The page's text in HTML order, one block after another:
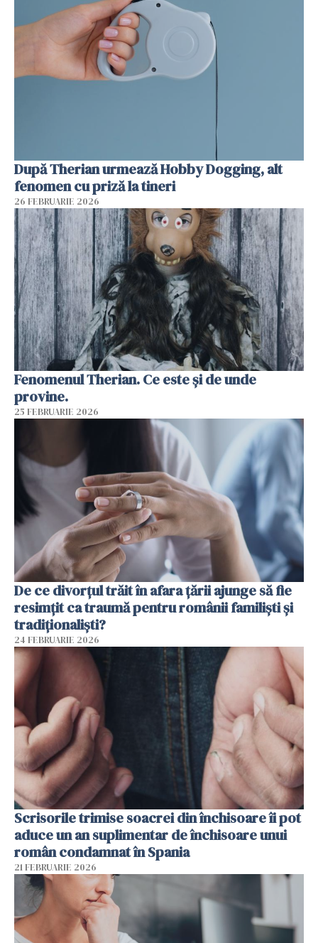
După Therian urmează Hobby Dogging, alt
fenomen cu priză la tineri
26 FEBRUARIE 2026
Fenomenul Therian. Ce este și de unde
provine.
25 FEBRUARIE 2026
De ce divorțul trăit în afara țării ajunge să fie
resimțit ca traumă pentru românii familiști și
tradiționaliști?
24 FEBRUARIE 2026
Scrisorile trimise soacrei din închisoare îi pot
aduce un an suplimentar de închisoare unui
român condamnat în Spania
21 FEBRUARIE 2026